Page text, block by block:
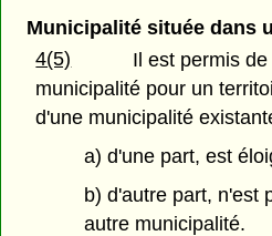
Municipalité située dans
4(5)
Il est permis
municipalité pour un
d'une municipalité
a) d'une part, est
b) d'autre part, n'est
autre municipalité.